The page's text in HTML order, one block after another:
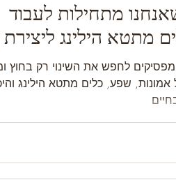
מתחילות לעבוד
מתטא הילינג ליצירת
לחפש את השינוי רק בחוץ
שפע, כלים מתטא הילינג